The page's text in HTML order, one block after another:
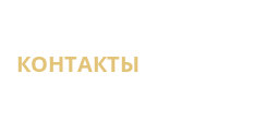
КОНТАКТЫ